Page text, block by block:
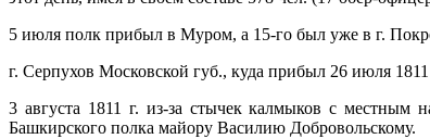
5 июля полк прибыл в Муром, а 15-го был уже в г.
г. Серпухов Московской губ., куда прибыл 26 июля
3 августа 1811 г. из-за стычек калмыков с местным
Башкирского полка майору Василию Добровольскому.